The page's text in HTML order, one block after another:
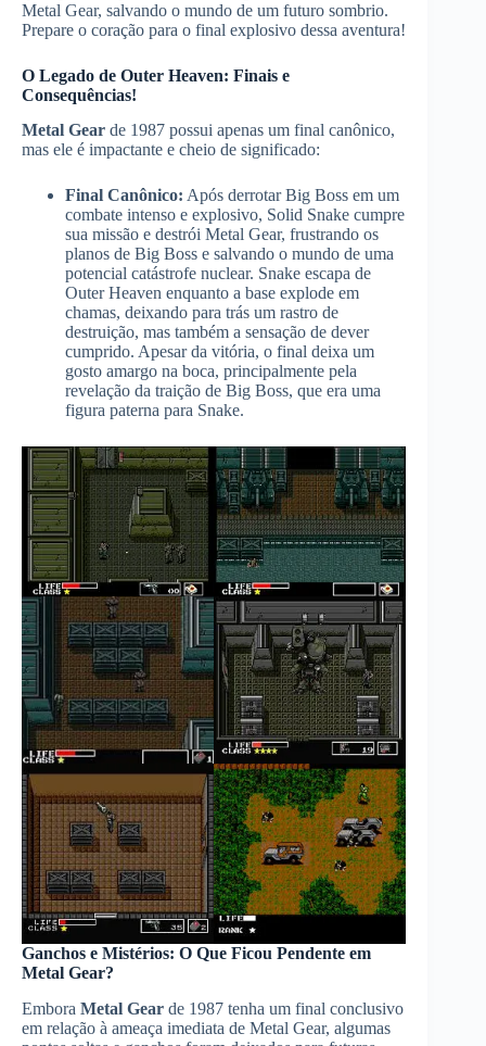
Metal Gear, salvando o mundo de um futuro sombrio.
Prepare o coração para o final explosivo dessa aventura!
O Legado de Outer Heaven: Finais e
Consequências!
Metal Gear de 1987 possui apenas um final canônico,
mas ele é impactante e cheio de significado:
Final Canônico: Após derrotar Big Boss em um
combate intenso e explosivo, Solid Snake cumpre
sua missão e destrói Metal Gear, frustrando os
planos de Big Boss e salvando o mundo de uma
potencial catástrofe nuclear. Snake escapa de
Outer Heaven enquanto a base explode em
chamas, deixando para trás um rastro de
destruição, mas também a sensação de dever
cumprido. Apesar da vitória, o final deixa um
gosto amargo na boca, principalmente pela
revelação da traição de Big Boss, que era uma
figura paterna para Snake.
Ganchos e Mistérios: O Que Ficou Pendente em
Metal Gear?
Embora Metal Gear de 1987 tenha um final conclusivo
em relação à ameaça imediata de Metal Gear, algumas